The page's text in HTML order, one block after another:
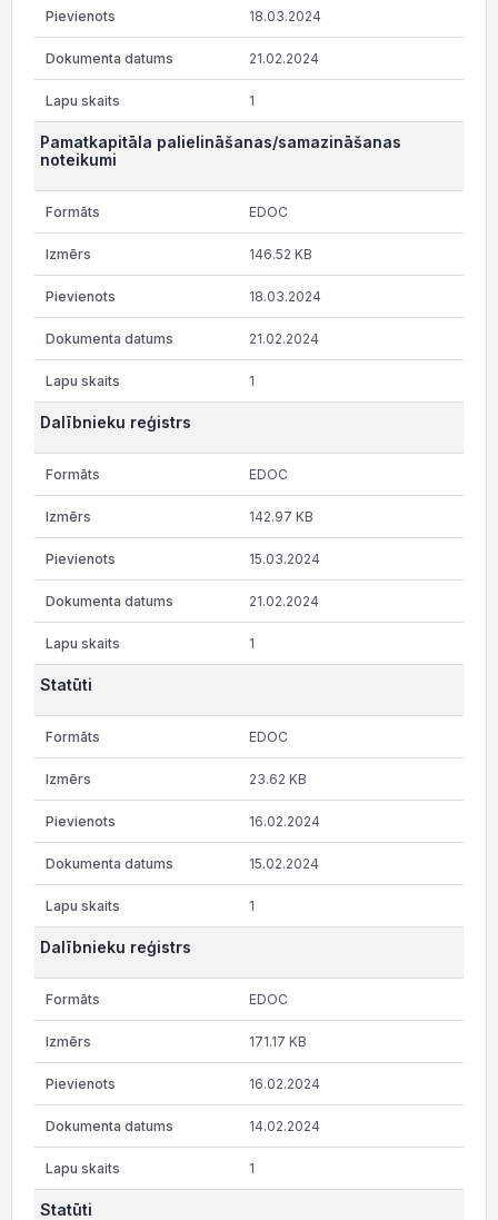
18.03.2024
21.02.2024
1
Pamatkapitāla palielināšanas/samazināšanas
noteikumi
EDOC
146.52 KB
18.03.2024
21.02.2024
1
Dalībnieku reģistrs
EDOC
142.97 KB
15.03.2024
21.02.2024
1
Statūti
EDOC
23.62 KB
16.02.2024
15.02.2024
1
Dalībnieku reģistrs
EDOC
171.17 KB
16.02.2024
14.02.2024
1
Statūti